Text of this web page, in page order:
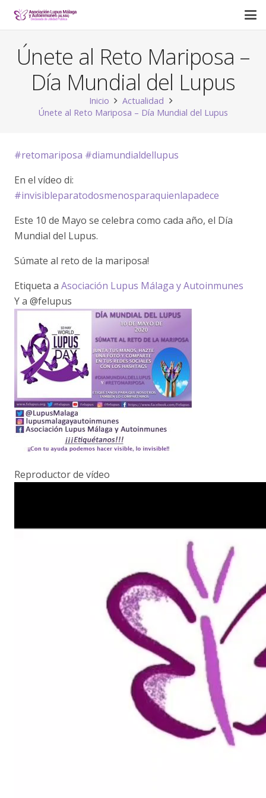
Únete al Reto Mariposa –
Día Mundial del Lupus
Inicio
Actualidad
Únete al Reto Mariposa – Día Mundial del Lupus
#retomariposa #diamundialdellupus
En el vídeo di:
#invisibleparatodosmenosparaquienlapadece
Este 10 de Mayo se celebra como cada año, el Día
Mundial del Lupus.
Súmate al reto de la mariposa!
Etiqueta a Asociación Lupus Málaga y Autoinmunes
Y a @felupus
Reproductor de vídeo